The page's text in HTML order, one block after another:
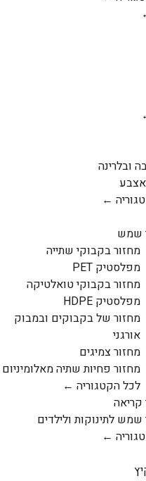
ובלרינה
←
שמש
מחזור בקבוקי שתייה
מפלסטיק PET
מחזור בקבוקי טואלטיקה
מפלסטיק HDPE
מחזור של בקבוקים ובמבוק
אורגני
מחזור צמיגים
מחזור פחיות שתיה מאלומיניום
לכל הקטגוריה ←
לתינוקות ולילדים
←